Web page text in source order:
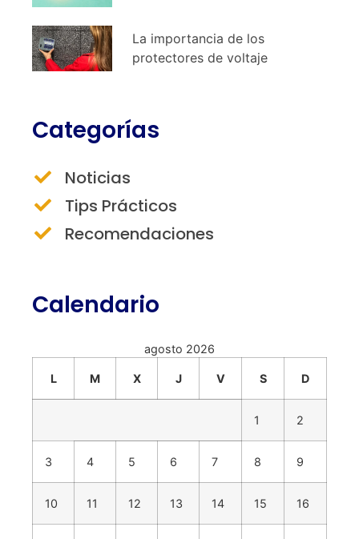
La importancia de los
protectores de voltaje
Categorías
Noticias
Tips Prácticos
Recomendaciones
Calendario
agosto 2026
L M X J V S D
1 2
3 4 5 6 7 8 9
10 11 12 13 14 15 16